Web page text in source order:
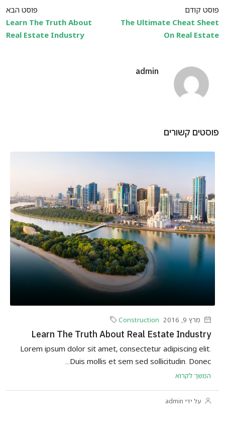
פוסט קודם
The Ultimate Cheat Sheet
On Real Estate
פוסט הבא
Learn The Truth About
Real Estate Industry
admin
פוסטים קשורים
מרץ 9, 2016 Construction
Learn The Truth About Real Estate Industry
Lorem ipsum dolor sit amet, consectetur adipiscing elit.
Duis mollis et sem sed sollicitudin. Donec...
המשך לקרוא
על ידי admin